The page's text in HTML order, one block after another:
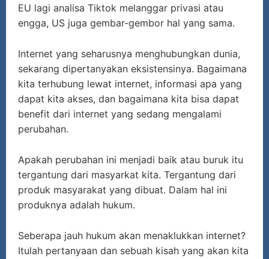
EU lagi analisa Tiktok melanggar privasi atau
engga, US juga gembar-gembor hal yang sama.
Internet yang seharusnya menghubungkan dunia,
sekarang dipertanyakan eksistensinya. Bagaimana
kita terhubung lewat internet, informasi apa yang
dapat kita akses, dan bagaimana kita bisa dapat
benefit dari internet yang sedang mengalami
perubahan.
Apakah perubahan ini menjadi baik atau buruk itu
tergantung dari masyarkat kita. Tergantung dari
produk masyarakat yang dibuat. Dalam hal ini
produknya adalah hukum.
Seberapa jauh hukum akan menaklukkan internet?
Itulah pertanyaan dan sebuah kisah yang akan kita